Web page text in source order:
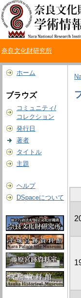
奈良文化財研究所
ホーム
ブラウズ
コミュニティ/
コレクション
発行日
著者
タイトル
主題
ヘルプ
DSpaceについて